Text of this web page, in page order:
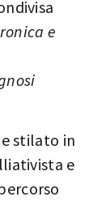
e
stilato in
e